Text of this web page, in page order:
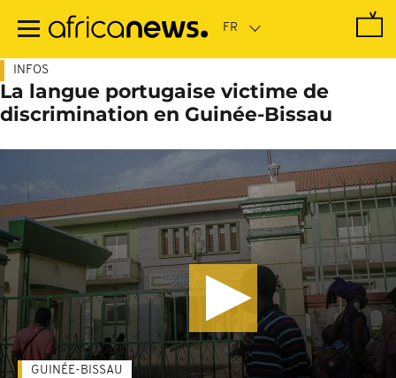
contenu
INFOS
La langue portugaise victime de
discrimination en Guinée-Bissau
GUINÉE-BISSAU